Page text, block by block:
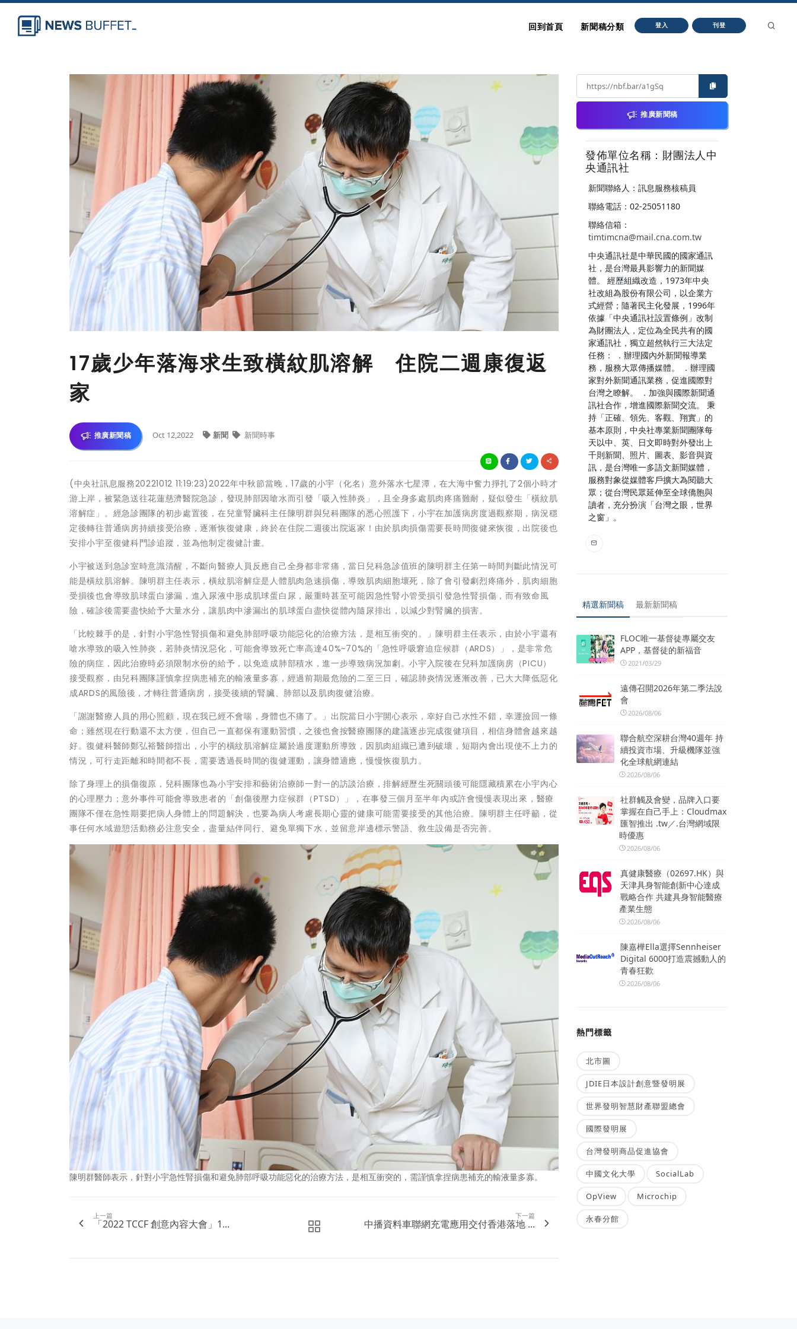
回到首頁 新聞稿分類 登入 刊登
17歲少年落海求生致橫紋肌溶解 住院二週康復返
家
推廣新聞稿 Oct 12,2022 新聞 新聞時事
(中央社訊息服務20221012 11:19:23)2022年中秋節當晚，17歲的小宇（化名）意外落水七星潭，在大海中奮力掙扎了2個小時才
游上岸，被緊急送往花蓮慈濟醫院急診，發現肺部因嗆水而引發「吸入性肺炎」，且全身多處肌肉疼痛難耐，疑似發生「橫紋肌
溶解症」。經急診團隊的初步處置後，在兒童腎臟科主任陳明群與兒科團隊的悉心照護下，小宇在加護病房度過觀察期，病況穩
定後轉往普通病房持續接受治療，逐漸恢復健康，終於在住院二週後出院返家！由於肌肉損傷需要長時間復健來恢復，出院後也
安排小宇至復健科門診追蹤，並為他制定復健計畫。
小宇被送到急診室時意識清醒，不斷向醫療人員反應自己全身都非常痛，當日兒科急診值班的陳明群主任第一時間判斷此情況可
能是橫紋肌溶解。陳明群主任表示，橫紋肌溶解症是人體肌肉急速損傷，導致肌肉細胞壞死，除了會引發劇烈疼痛外，肌肉細胞
受損後也會導致肌球蛋白滲漏，進入尿液中形成肌球蛋白尿，嚴重時甚至可能因急性腎小管受損引發急性腎損傷，而有致命風
險，確診後需要盡快給予大量水分，讓肌肉中滲漏出的肌球蛋白盡快從體內隨尿排出，以減少對腎臟的損害。
「比較棘手的是，針對小宇急性腎損傷和避免肺部呼吸功能惡化的治療方法，是相互衝突的。」陳明群主任表示，由於小宇還有
嗆水導致的吸入性肺炎，若肺炎情況惡化，可能會導致死亡率高達40%~70%的「急性呼吸窘迫症候群（ARDS）」，是非常危
險的病症，因此治療時必須限制水份的給予，以免造成肺部積水，進一步導致病況加劇。小宇入院後在兒科加護病房（PICU）
接受觀察，由兒科團隊謹慎拿捏病患補充的輸液量多寡，經過前期最危險的二至三日，確認肺炎情況逐漸改善，已大大降低惡化
成ARDS的風險後，才轉往普通病房，接受後續的腎臟、肺部以及肌肉復健治療。
「謝謝醫療人員的用心照顧，現在我已經不會喘，身體也不痛了。」出院當日小宇開心表示，幸好自己水性不錯，幸運撿回一條
命；雖然現在行動還不太方便，但自己一直都保有運動習慣，之後也會按醫療團隊的建議逐步完成復健項目，相信身體會越來越
好。復健科醫師鄭弘裕醫師指出，小宇的橫紋肌溶解症屬於過度運動所導致，因肌肉組織已遭到破壞，短期內會出現使不上力的
情況，可行走距離和時間都不長，需要透過長時間的復健運動，讓身體適應，慢慢恢復肌力。
除了身理上的損傷復原，兒科團隊也為小宇安排和藝術治療師一對一的訪談治療，排解經歷生死關頭後可能隱藏積累在小宇內心
的心理壓力；意外事件可能會導致患者的「創傷後壓力症候群（PTSD）」，在事發三個月至半年內或許會慢慢表現出來，醫療
團隊不僅在急性期要把病人身體上的問題解決，也要為病人考慮長期心靈的健康可能需要接受的其他治療。陳明群主任呼籲，從
事任何水域遊憩活動務必注意安全，盡量結伴同行、避免單獨下水，並留意岸邊標示警語、救生設備是否完善。
陳明群醫師表示，針對小宇急性腎損傷和避免肺部呼吸功能惡化的治療方法，是相互衝突的，需謹慎拿捏病患補充的輸液量多寡。
上一篇
「2022 TCCF 創意內容大會」1...
下一篇
中播資料車聯網充電應用交付香港落地 ...
推廣新聞稿
發佈單位名稱：財團法人中
央通訊社
新聞聯絡人：訊息服務核稿員
聯絡電話：02-25051180
聯絡信箱：
timtimcna@mail.cna.com.tw
中央通訊社是中華民國的國家通訊
社，是台灣最具影響力的新聞媒
體。 經歷組織改造，1973年中央
社改組為股份有限公司，以企業方
式經營；隨著民主化發展，1996年
依據「中央通訊社設置條例」改制
為財團法人，定位為全民共有的國
家通訊社，獨立超然執行三大法定
任務： ．辦理國內外新聞報導業
務，服務大眾傳播媒體。 ．辦理國
家對外新聞通訊業務，促進國際對
台灣之瞭解。 ．加強與國際新聞通
訊社合作，增進國際新聞交流。 秉
持「正確、領先、客觀、翔實」的
基本原則，中央社專業新聞團隊每
天以中、英、日文即時對外發出上
千則新聞、照片、圖表、影音與資
訊，是台灣唯一多語文新聞媒體，
服務對象從媒體客戶擴大為閱聽大
眾；從台灣民眾延伸至全球僑胞與
讀者，充分扮演「台灣之眼，世界
之窗」。
精選新聞稿 最新新聞稿
FLOC唯一基督徒專屬交友
APP，基督徒的新福音
2021/03/29
遠傳召開2026年第二季法說
會
2026/08/06
聯合航空深耕台灣40週年 持
續投資市場、升級機隊並強
化全球航網連結
2026/08/06
社群觸及會變，品牌入口要
掌握在自己手上：Cloudmax
匯智推出 .tw／.台灣網域限
時優惠
2026/08/06
真健康醫療（02697.HK）與
天津具身智能創新中心達成
戰略合作 共建具身智能醫療
產業生態
2026/08/06
陳嘉樺Ella選擇Sennheiser
Digital 6000打造震撼動人的
青春狂歡
2026/08/06
熱門標籤
北市圖
JDIE日本設計創意暨發明展
世界發明智慧財產聯盟總會
國際發明展
台灣發明商品促進協會
中國文化大學 SocialLab
OpView Microchip
永春分館